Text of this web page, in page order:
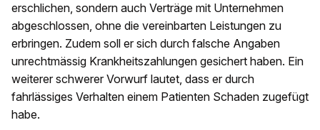
erschlichen, sondern auch Verträge mit Unternehmen
abgeschlossen, ohne die vereinbarten Leistungen zu
erbringen. Zudem soll er sich durch falsche Angaben
unrechtmässig Krankheitszahlungen gesichert haben. Ein
weiterer schwerer Vorwurf lautet, dass er durch
fahrlässiges Verhalten einem Patienten Schaden zugefügt
habe.